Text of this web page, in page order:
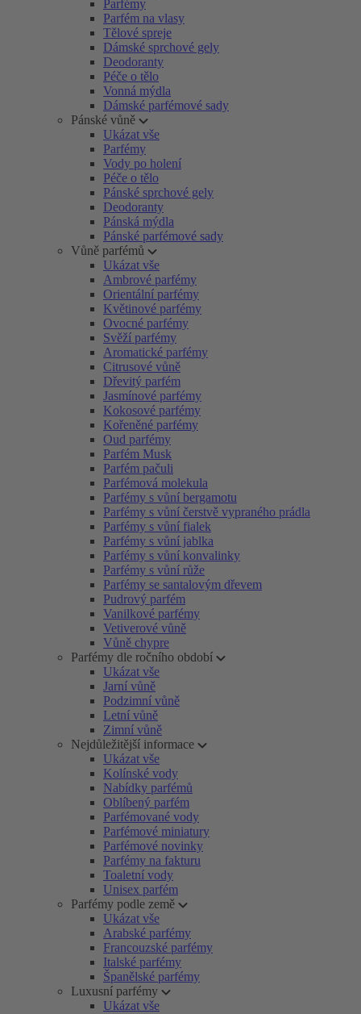
Parfémy
Parfém na vlasy
Tělové spreje
Dámské sprchové gely
Deodoranty
Péče o tělo
Vonná mýdla
Dámské parfémové sady
Pánské vůně
Ukázat vše
Parfémy
Vody po holení
Péče o tělo
Pánské sprchové gely
Deodoranty
Pánská mýdla
Pánské parfémové sady
Vůně parfémů
Ukázat vše
Ambrové parfémy
Orientální parfémy
Květinové parfémy
Ovocné parfémy
Svěží parfémy
Aromatické parfémy
Citrusové vůně
Dřevitý parfém
Jasmínové parfémy
Kokosové parfémy
Kořeněné parfémy
Oud parfémy
Parfém Musk
Parfém pačuli
Parfémová molekula
Parfémy s vůní bergamotu
Parfémy s vůní čerstvě vypraného prádla
Parfémy s vůní fialek
Parfémy s vůní jablka
Parfémy s vůní konvalinky
Parfémy s vůní růže
Parfémy se santalovým dřevem
Pudrový parfém
Vanilkové parfémy
Vetiverové vůně
Vůně chypre
Parfémy dle ročního období
Ukázat vše
Jarní vůně
Podzimní vůně
Letní vůně
Zimní vůně
Nejdůležitější informace
Ukázat vše
Kolínské vody
Nabídky parfémů
Oblíbený parfém
Parfémované vody
Parfémové miniatury
Parfémové novinky
Parfémy na fakturu
Toaletní vody
Unisex parfém
Parfémy podle země
Ukázat vše
Arabské parfémy
Francouzské parfémy
Italské parfémy
Španělské parfémy
Luxusní parfémy
Ukázat vše